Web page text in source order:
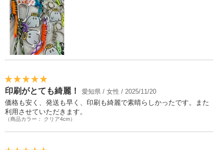
印刷がとても綺麗！ 愛知県 / 女性 / 2025/11/20
価格も安く、発送も早く、印刷も綺麗で素晴らしかったです。また
利用させていただきます。
（商品カラー： クリア4cm）